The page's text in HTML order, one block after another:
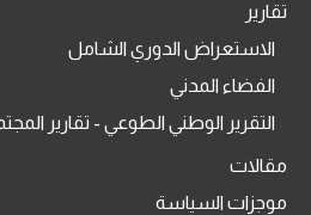
تقارير
الاستعراض الدوري الشامل
الفضاء المدني
التقرير الوطني الطوعي - تقارير
مقالات
موجزات السياسة